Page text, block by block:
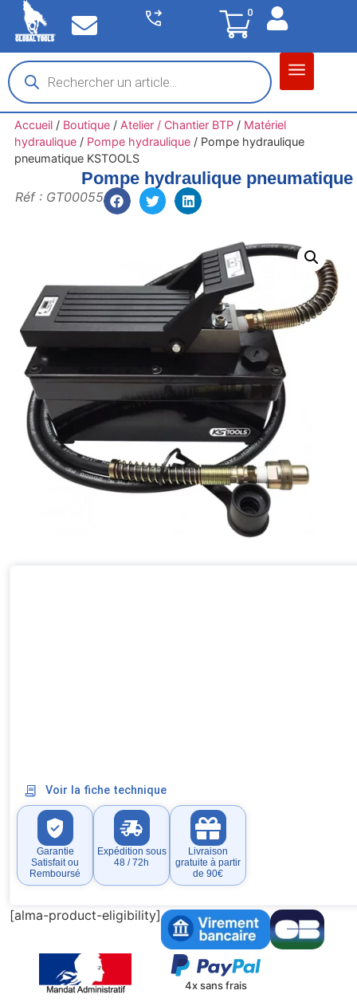
0
Accueil/ Boutique/ Atelier / Chantier BTP/ Matériel
hydraulique/ Pompe hydraulique/ Pompe hydraulique
pneumatique KSTOOLS
Pompe hydraulique pneumatique
Réf : GT00055
Voir la fiche technique
Garantie
Satisfait ou
Remboursé
Expédition sous
48 / 72h
Livraison
gratuite à partir
de 90€
[alma-product-eligibility]
4x sans frais